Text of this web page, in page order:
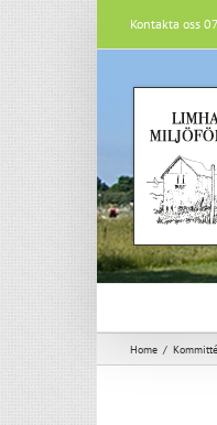
Kontakta oss
Home /